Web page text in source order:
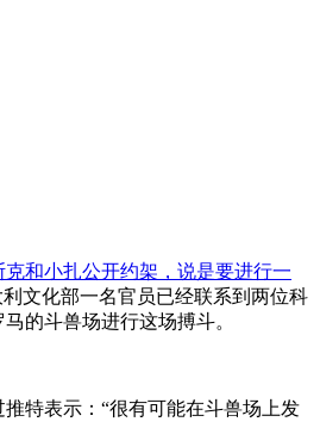
克和小扎公开约架，说是要进行一
文化部一名官员已经联系到两位科
的斗兽场进行这场搏斗。
特表示：“很有可能在斗兽场上发